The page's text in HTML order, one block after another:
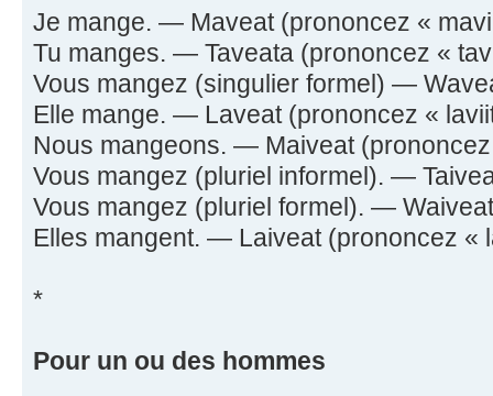
Je mange. — Maveat (prononcez «
Tu manges. — Taveata (prononcez «
Vous mangez (singulier formel) —
Elle mange. — Laveat (prononcez «
Nous mangeons. — Maiveat (prononcez
Vous mangez (pluriel informel). —
Vous mangez (pluriel formel). —
Elles mangent. — Laiveat (prononcez «
*
Pour un ou des hommes